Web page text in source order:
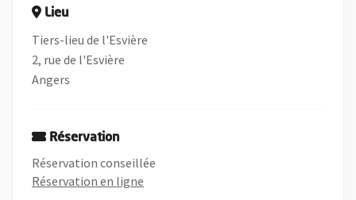
Lieu
Tiers-lieu de l'Esvière
2, rue de l'Esvière
Angers
Réservation
Réservation conseillée
Réservation en ligne